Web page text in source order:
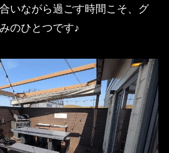
いながら過ごす時間こそ、グ
のひとつです♪